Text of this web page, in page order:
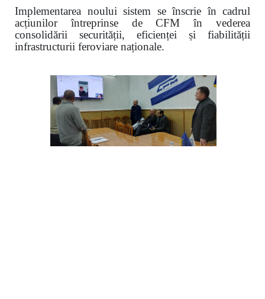
Implementarea noului sistem se înscrie în cadrul
acțiunilor întreprinse de CFM în vederea
consolidării securității, eficienței și fiabilității
infrastructurii feroviare naționale.